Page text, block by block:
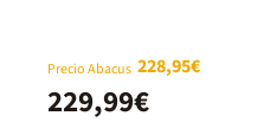
Precio Abacus 228,95€
229,99€